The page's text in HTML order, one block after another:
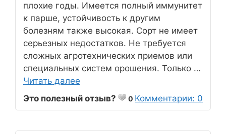
плохие годы. Имеется полный иммунитет
к парше, устойчивость к другим
болезням также высокая. Сорт не имеет
серьезных недостатков. Не требуется
сложных агротехнических приемов или
специальных систем орошения. Только …
Читать далее
Это полезный отзыв?
0 Комментарии: 0